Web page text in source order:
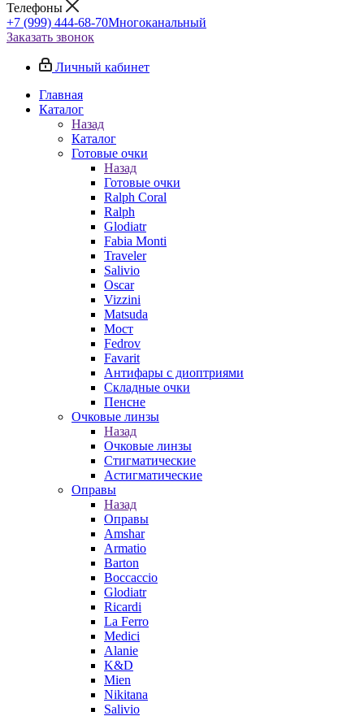
Телефоны
+7 (999) 444-68-70Многоканальный
Заказать звонок
Личный кабинет
Главная
Каталог
Назад
Каталог
Готовые очки
Назад
Готовые очки
Ralph Coral
Ralph
Glodiatr
Fabia Monti
Traveler
Salivio
Oscar
Vizzini
Matsuda
Мост
Fedrov
Favarit
Антифары с диоптриями
Складные очки
Пенсне
Очковые линзы
Назад
Очковые линзы
Стигматические
Астигматические
Оправы
Назад
Оправы
Amshar
Armatio
Barton
Boccaccio
Glodiatr
Ricardi
La Ferro
Medici
Alanie
K&D
Mien
Nikitana
Salivio